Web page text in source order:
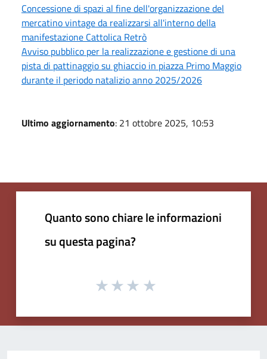
Concessione di spazi al fine dell'organizzazione del
mercatino vintage da realizzarsi all'interno della
manifestazione Cattolica Retrò
Avviso pubblico per la realizzazione e gestione di una
pista di pattinaggio su ghiaccio in piazza Primo Maggio
durante il periodo natalizio anno 2025/2026
Ultimo aggiornamento: 21 ottobre 2025, 10:53
Quanto sono chiare le informazioni
su questa pagina?